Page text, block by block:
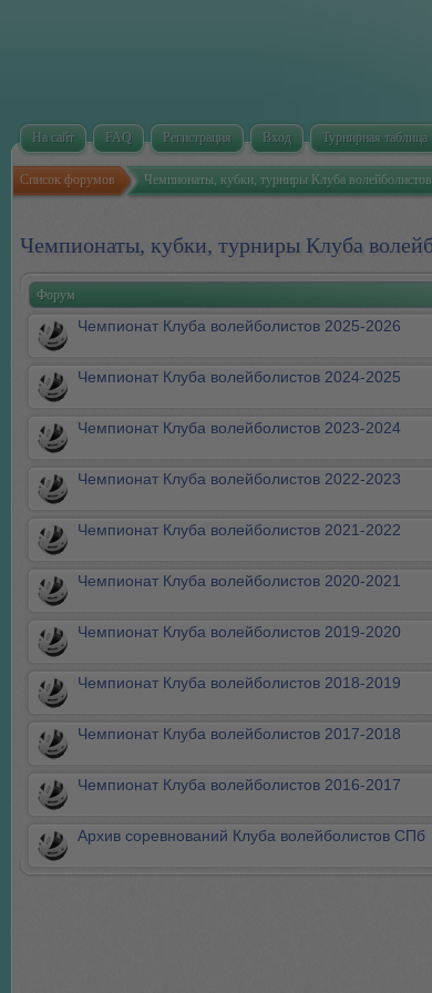
На сайт FAQ Регистрация Вход Турнирная таблица
Список форумов Чемпионаты, кубки, турниры Клуба
Чемпионаты, кубки, турниры Клуба
Форум
Чемпионат Клуба волейболистов 2025-2026
Чемпионат Клуба волейболистов 2024-2025
Чемпионат Клуба волейболистов 2023-2024
Чемпионат Клуба волейболистов 2022-2023
Чемпионат Клуба волейболистов 2021-2022
Чемпионат Клуба волейболистов 2020-2021
Чемпионат Клуба волейболистов 2019-2020
Чемпионат Клуба волейболистов 2018-2019
Чемпионат Клуба волейболистов 2017-2018
Чемпионат Клуба волейболистов 2016-2017
Архив соревнований Клуба волейболистов СПб